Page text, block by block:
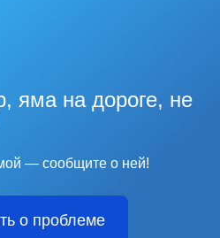
яма на дороге, не
— сообщите о ней!
о проблеме